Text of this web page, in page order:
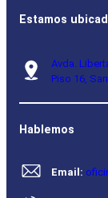
Estamos
Avda.
Piso 16,
Hablemos
Email: